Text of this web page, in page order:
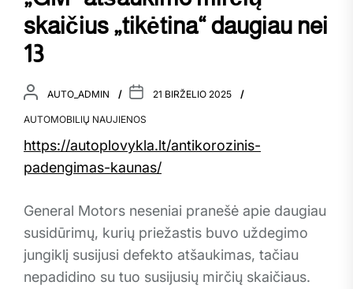
skaičius „tikėtina“ daugiau nei
13
AUTO_ADMIN 21 BIRŽELIO 2025
AUTOMOBILIŲ NAUJIENOS
https://autoplovykla.lt/antikorozinis-
padengimas-kaunas/
General Motors neseniai pranešė apie daugiau
susidūrimų, kurių priežastis buvo uždegimo
jungiklį susijusi defekto atšaukimas, tačiau
nepadidino su tuo susijusių mirčių skaičiaus.